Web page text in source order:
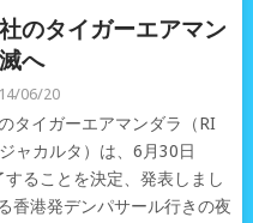
のタイガーエアマン
へ
06/20
タイガーエアマンダラ（RI
ャカルタ）は、6月30日
することを決定、発表しまし
香港発デンパサール行きの夜